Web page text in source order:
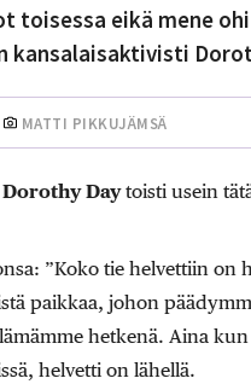
toisessa eikä mene
kansalaisaktivisti
MATTI PIKKUJÄMSÄ
Dorothy Daytoisti usein
”Koko tie helvettiin on
paikkaa, johon
hetkenä. Aina
helvetti on lähellä.